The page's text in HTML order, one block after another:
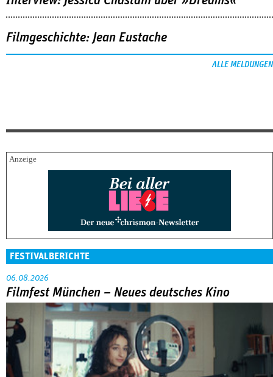
Filmgeschichte: Jean Eustache
ALLE MELDUNGEN
FESTIVALBERICHTE
06.08.2026
Filmfest München – Neues deutsches Kino